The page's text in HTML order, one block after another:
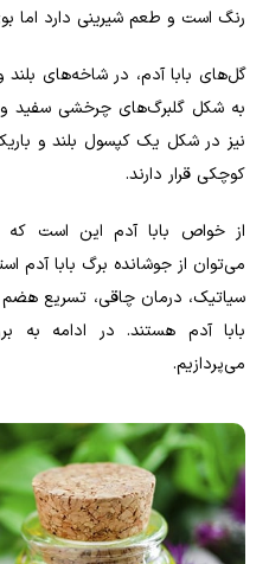
رنگ است و طعم شیرینی دارد اما
گل‌های بابا آدم، در شاخه‌های بلند
به شکل گلبرگ‌های چرخشی سفید و
نیز در شکل یک کپسول بلند و
کوچکی قرار دارند.
از خواص بابا آدم این است که
می‌توان از جوشانده برگ بابا آدم
سیاتیک، درمان چاقی، تسریع هضم
بابا آدم هستند. در ادامه
می‌پردازیم.